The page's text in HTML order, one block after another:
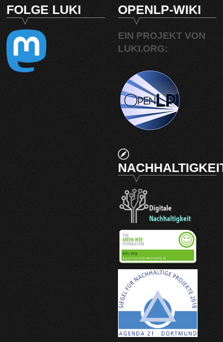
FOLGE LUKI OPENLP-WIKI
EIN PROJEKT VON
LUKI.ORG: